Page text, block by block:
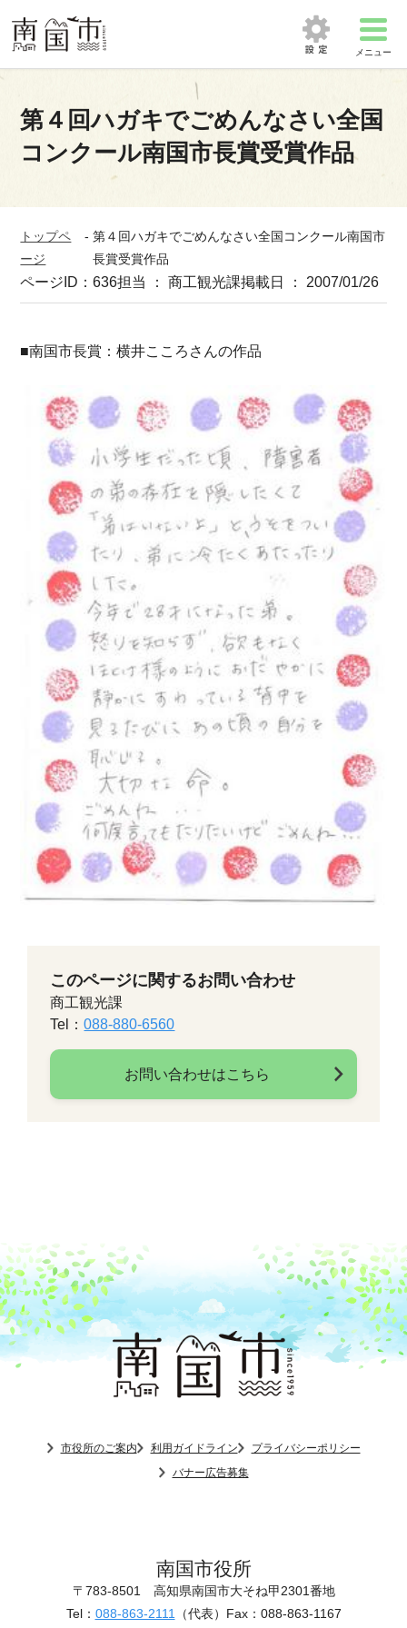
メニュー
第４回ハガキでごめんなさい全国
コンクール南国市長賞受賞作品
トップペ
ージ
-第４回ハガキでごめんなさい全国コンクール南国市
長賞受賞作品
ページID：636担当 ： 商工観光課掲載日 ： 2007/01/26
■南国市長賞：横井こころさんの作品
このページに関するお問い合わせ
商工観光課
Tel：088-880-6560
お問い合わせはこちら
市役所のご案内 利用ガイドライン
プライバシーポリシー
バナー広告募集
南国市役所
〒783-8501 高知県南国市大そね甲2301番地
Tel： 088-863-2111 （代表） Fax：088-863-1167